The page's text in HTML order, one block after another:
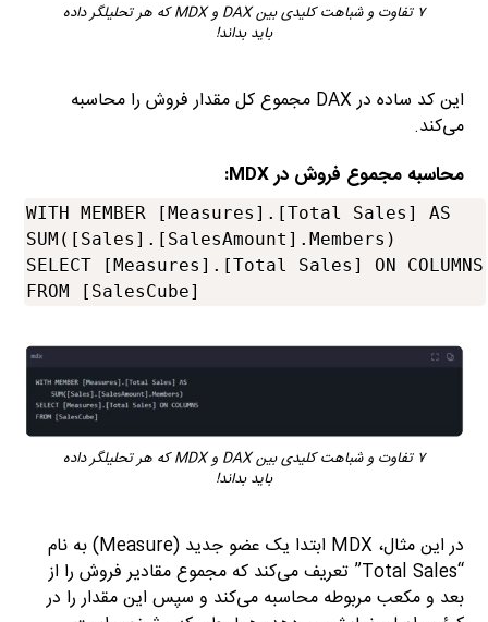
۷ تفاوت و شباهت کلیدی بین DAX و MDX که هر تحلیلگر داده
باید بداند!
این کد ساده در DAX مجموع کل مقدار فروش را محاسبه
می‌کند.
محاسبه مجموع فروش در MDX:
WITH MEMBER [Measures].[Total Sales] AS
SUM([Sales].[SalesAmount].Members)
SELECT [Measures].[Total Sales] ON COLUMNS
۷ تفاوت و شباهت کلیدی بین DAX و MDX که هر تحلیلگر داده
باید بداند!
در این مثال، MDX ابتدا یک عضو جدید (Measure) به نام
“Total Sales” تعریف می‌کند که مجموع مقادیر فروش را از
بعد و مکعب مربوطه محاسبه می‌کند و سپس این مقدار را در